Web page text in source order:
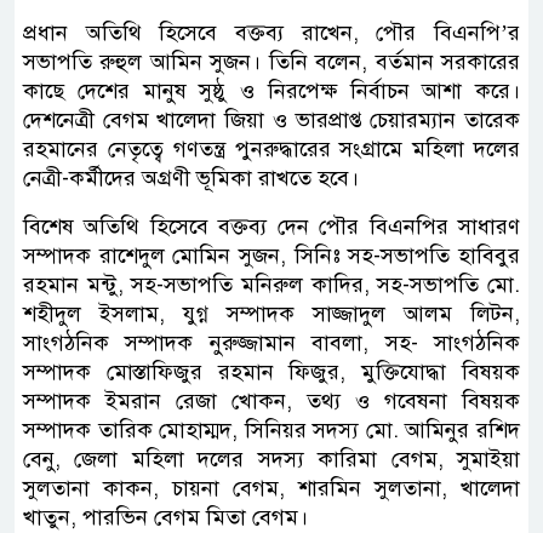
প্রধান অতিথি হিসেবে বক্তব্য রাখেন, পৌর বিএনপি’র
সভাপতি রুহুল আমিন সুজন। তিনি বলেন, বর্তমান সরকারের
কাছে দেশের মানুষ সুষ্ঠু ও নিরপেক্ষ নির্বাচন আশা করে।
দেশনেত্রী বেগম খালেদা জিয়া ও ভারপ্রাপ্ত চেয়ারম্যান তারেক
রহমানের নেতৃত্বে গণতন্ত্র পুনরুদ্ধারের সংগ্রামে মহিলা দলের
নেত্রী-কর্মীদের অগ্রণী ভূমিকা রাখতে হবে।
বিশেষ অতিথি হিসেবে বক্তব্য দেন পৌর বিএনপির সাধারণ
সম্পাদক রাশেদুল মোমিন সুজন, সিনিঃ সহ-সভাপতি হাবিবুর
রহমান মন্টু, সহ-সভাপতি মনিরুল কাদির, সহ-সভাপতি মো.
শহীদুল ইসলাম, যুগ্ন সম্পাদক সাজ্জাদুল আলম লিটন,
সাংগঠনিক সম্পাদক নুরুজ্জামান বাবলা, সহ- সাংগঠনিক
সম্পাদক মোস্তাফিজুর রহমান ফিজুর, মুক্তিযোদ্ধা বিষয়ক
সম্পাদক ইমরান রেজা খোকন, তথ্য ও গবেষনা বিষয়ক
সম্পাদক তারিক মোহাম্মদ, সিনিয়র সদস্য মো. আমিনুর রশিদ
বেনু, জেলা মহিলা দলের সদস্য কারিমা বেগম, সুমাইয়া
সুলতানা কাকন, চায়না বেগম, শারমিন সুলতানা, খালেদা
খাতুন, পারভিন বেগম মিতা বেগম।